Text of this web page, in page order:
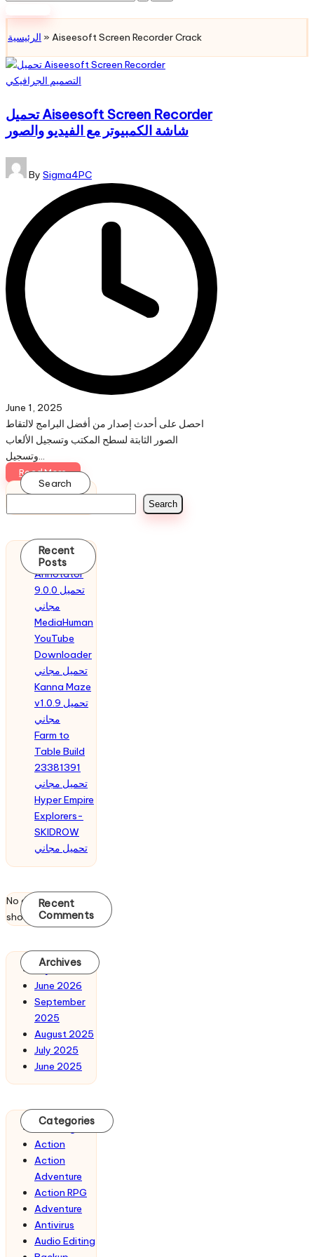
الرئيسية » Aiseesoft Screen Recorder Crack
Posted
التصميم الجرافيكي
تحميل Aiseesoft Screen Recorder
شاشة الكمبيوتر مع الفيديو والصور
Posted
by
By Sigma4PC
June 1, 2025
احصل على أحدث إصدار من أفضل البرامج لالتقاط
الصور الثابتة لسطح المكتب وتسجيل الألعاب
وتسجيل…
Read More
Search
Search
Recent
Posts
PDF
Annotator
9.0.0 تحميل
مجاني
MediaHuman
YouTube
Downloader
تحميل مجاني
Kanna Maze
v1.0.9 تحميل
مجاني
Farm to
Table Build
23381391
تحميل مجاني
Hyper Empire
Explorers-
SKIDROW
تحميل مجاني
Recent
Comments
No comments to
show.
Archives
July 2026
June 2026
September
2025
August 2025
July 2025
June 2025
Categories
3D Design
Action
Action
Adventure
Action RPG
Adventure
Antivirus
Audio Editing